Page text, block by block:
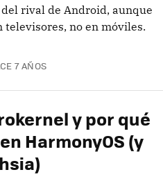
rival de Android, aunque
televisores, no en móviles.
7 AÑOS
y por qué
HarmonyOS (y